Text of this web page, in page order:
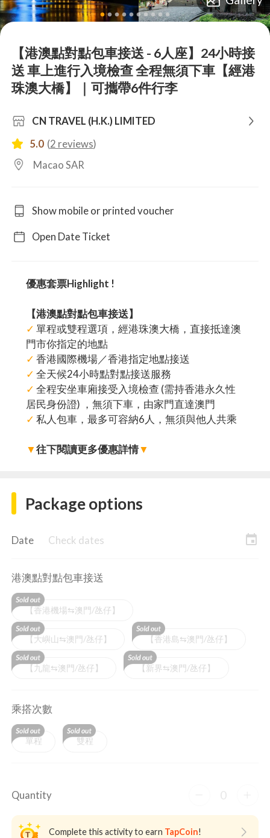
lens lens lens lens lens lens lens lens lens lens
【港澳點對點包車接送 - 6人座】24小時接
送 車上進行入境檢查 全程無須下車【經港
珠澳大橋】｜可攜帶6件行李
CN TRAVEL (H.K.) LIMITED
5.0 (2 reviews)
Macao SAR
Show mobile or printed voucher
Open Date Ticket
優惠套票Highlight !
【港澳點對點包車接送】
✓ 單程或雙程選項，經港珠澳大橋，直接抵達澳
門市你指定的地點
✓ 香港國際機場／香港指定地點接送
✓ 全天候24小時點對點接送服務
✓ 全程安坐車廂接受入境檢查 (需持香港永久性
居民身份證) ，無須下車，由家門直達澳門
✓ 私人包車，最多可容納6人，無須與他人共乘
▼往下閱讀更多優惠詳情▼
Package options
Date Check dates event
港澳點對點包車接送
【香港機場⇆澳門/氹仔】
【大嶼山⇆澳門/氹仔】 【香港島⇆澳門/氹仔】
【九龍⇆澳門/氹仔】 【新界⇆澳門/氹仔】
乘搭次數
單程 雙程
Quantity 0
Complete this activity to earn TapCoin!